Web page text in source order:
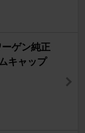
ゲン純正
キャップ